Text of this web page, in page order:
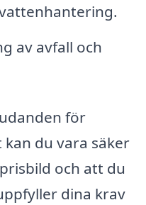
av avfall och
för
du vara säker
och att du
dina krav